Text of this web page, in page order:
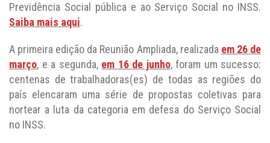
Previdência Social pública e ao Serviço Social no INSS.
Saiba mais aqui.
A primeira edição da Reunião Ampliada, realizada em 26 de
março, e a segunda, em 16 de junho, foram um sucesso:
centenas de trabalhadoras(es) de todas as regiões do
país elencaram uma série de propostas coletivas para
nortear a luta da categoria em defesa do Serviço Social
no INSS.